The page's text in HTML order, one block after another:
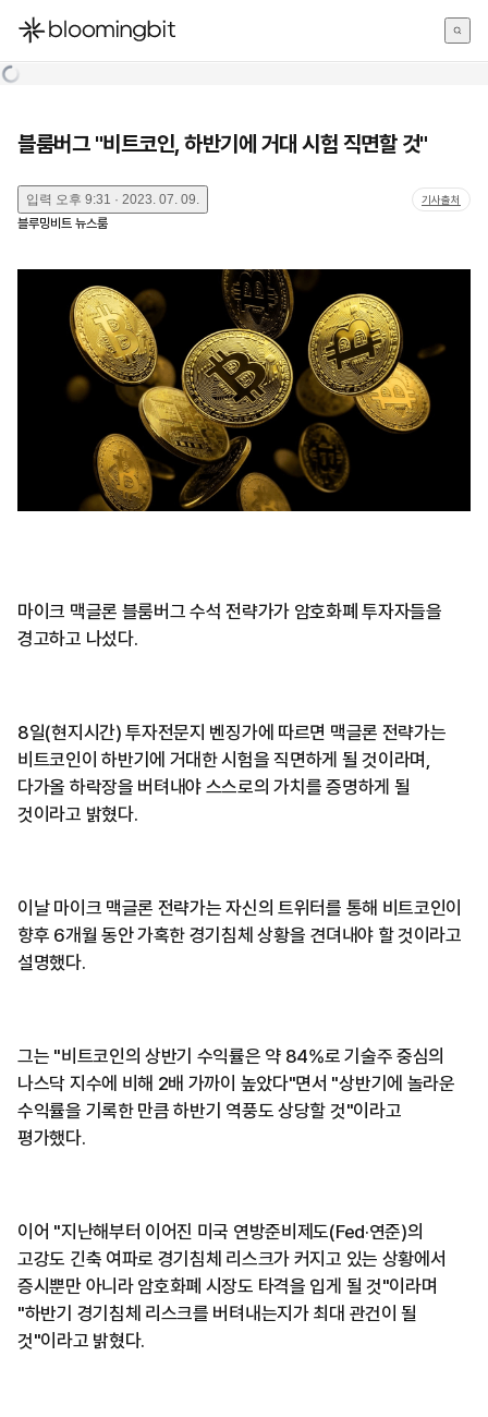
한국어
블룸버그 "비트코인, 하반기에 거대 시험 직면할 것"
입력 오후 9:31 · 2023. 07. 09. 기사출처
블루밍비트 뉴스룸
마이크 맥글론 블룸버그 수석 전략가가 암호화폐 투자자들을
경고하고 나섰다.
8일(현지시간) 투자전문지 벤징가에 따르면 맥글론 전략가는
비트코인이 하반기에 거대한 시험을 직면하게 될 것이라며,
다가올 하락장을 버텨내야 스스로의 가치를 증명하게 될
것이라고 밝혔다.
이날 마이크 맥글론 전략가는 자신의 트위터를 통해 비트코인이
향후 6개월 동안 가혹한 경기침체 상황을 견뎌내야 할 것이라고
설명했다.
그는 "비트코인의 상반기 수익률은 약 84%로 기술주 중심의
나스닥 지수에 비해 2배 가까이 높았다"면서 "상반기에 놀라운
수익률을 기록한 만큼 하반기 역풍도 상당할 것"이라고
평가했다.
이어 "지난해부터 이어진 미국 연방준비제도(Fed·연준)의
고강도 긴축 여파로 경기침체 리스크가 커지고 있는 상황에서
증시뿐만 아니라 암호화폐 시장도 타격을 입게 될 것"이라며
"하반기 경기침체 리스크를 버텨내는지가 최대 관건이 될
것"이라고 밝혔다.